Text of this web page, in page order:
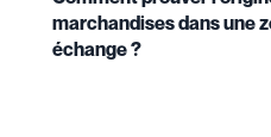
marchandises dans une
échange ?